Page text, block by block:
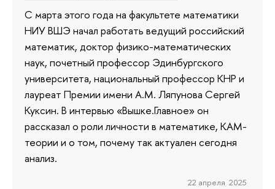
С марта этого года на факультете математики
НИУ ВШЭ начал работать ведущий российский
математик, доктор физико-математических
наук, почетный профессор Эдинбургского
университета, национальный профессор КНР и
лауреат Премии имени А.М. Ляпунова Сергей
Куксин. В интервью «Вышке.Главное» он
рассказал о роли личности в математике, КАМ-
теории и о том, почему так актуален сегодня
анализ.
22 апреля 2025